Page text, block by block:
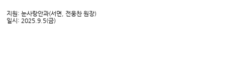
지원: 눈사랑안과(서면, 전웅찬 원장)
일시: 2025.9.5(금)